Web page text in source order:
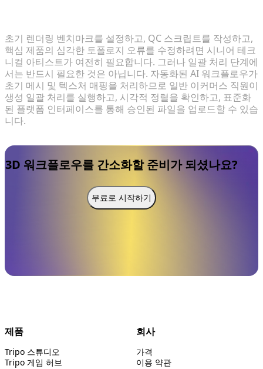
초기 렌더링 벤치마크를 설정하고, QC 스크립트를 작성하고,
핵심 제품의 심각한 토폴로지 오류를 수정하려면 시니어 테크
니컬 아티스트가 여전히 필요합니다. 그러나 일괄 처리 단계에
서는 반드시 필요한 것은 아닙니다. 자동화된 AI 워크플로우가
초기 메시 및 텍스처 매핑을 처리하므로 일반 이커머스 직원이
생성 일괄 처리를 실행하고, 시각적 정렬을 확인하고, 표준화
된 플랫폼 인터페이스를 통해 승인된 파일을 업로드할 수 있습
니다.
3D 워크플로우를 간소화할 준비가 되셨나요?
무료로 시작하기
제품
Tripo 스튜디오
Tripo 게임 허브
회사
가격
이용 약관